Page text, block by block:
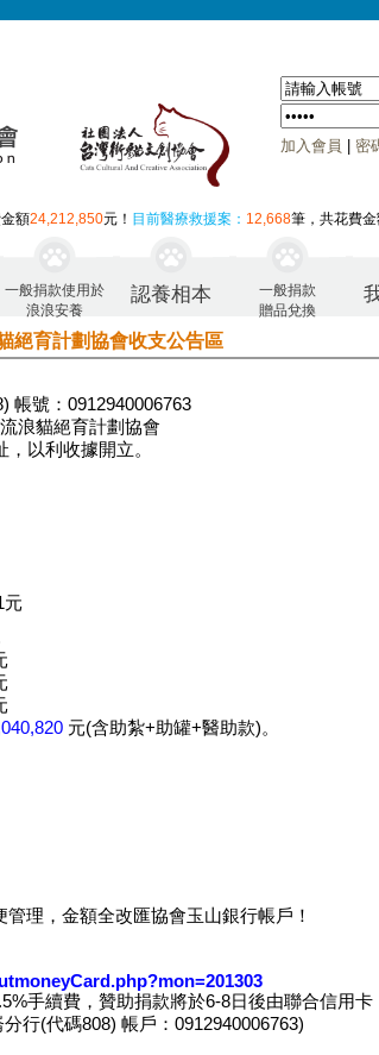
加入會員 密
額24,212,850元！ 目前醫療救援案： 12,668筆，共花費金
一般捐款使用於
浪浪安養
認養相本
一般捐款
贈品兌換
絕育計劃協會收支公告區
帳號：0912940006763
浪貓絕育計劃協會
以利收據開立。
元
元(含助紮+助罐+醫助款)。
理，金額全改匯協會玉山銀行帳戶！
手續費，贊助捐款將於6-8日後由聯合信用卡
行(代碼808) 帳戶：0912940006763)